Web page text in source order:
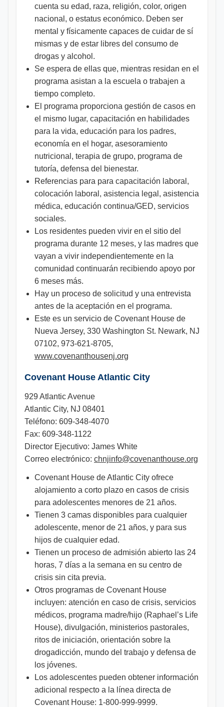
cuenta su edad, raza, religión, color, origen
nacional, o estatus económico. Deben ser
mental y físicamente capaces de cuidar de sí
mismas y de estar libres del consumo de
drogas y alcohol.
Se espera de ellas que, mientras residan en el
programa asistan a la escuela o trabajen a
tiempo completo.
El programa proporciona gestión de casos en
el mismo lugar, capacitación en habilidades
para la vida, educación para los padres,
economía en el hogar, asesoramiento
nutricional, terapia de grupo, programa de
tutoría, defensa del bienestar.
Referencias para para capacitación laboral,
colocación laboral, asistencia legal, asistencia
médica, educación continua/GED, servicios
sociales.
Los residentes pueden vivir en el sitio del
programa durante 12 meses, y las madres que
vayan a vivir independientemente en la
comunidad continuarán recibiendo apoyo por
6 meses más.
Hay un proceso de solicitud y una entrevista
antes de la aceptación en el programa.
Este es un servicio de Covenant House de
Nueva Jersey, 330 Washington St. Newark, NJ
07102, 973-621-8705,
www.covenanthousenj.org
Covenant House Atlantic City
929 Atlantic Avenue
Atlantic City, NJ 08401
Teléfono: 609-348-4070
Fax: 609-348-1122
Director Ejecutivo: James White
Correo electrónico: chnjinfo@covenanthouse.org
Covenant House de Atlantic City ofrece
alojamiento a corto plazo en casos de crisis
para adolescentes menores de 21 años.
Tienen 3 camas disponibles para cualquier
adolescente, menor de 21 años, y para sus
hijos de cualquier edad.
Tienen un proceso de admisión abierto las 24
horas, 7 días a la semana en su centro de
crisis sin cita previa.
Otros programas de Covenant House
incluyen: atención en caso de crisis, servicios
médicos, programa madre/hijo (Raphael’s Life
House), divulgación, ministerios pastorales,
ritos de iniciación, orientación sobre la
drogadicción, mundo del trabajo y defensa de
los jóvenes.
Los adolescentes pueden obtener información
adicional respecto a la línea directa de
Covenant House: 1-800-999-9999.